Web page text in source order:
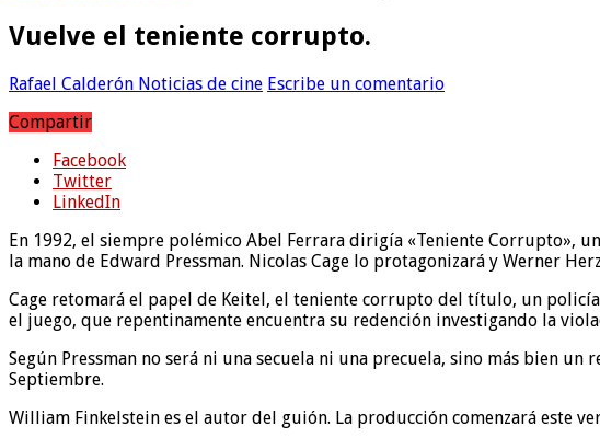
Vuelve el teniente corrupto.
Rafael Calderón Noticias de cine Escribe un comentario
Compartir
Facebook
Twitter
LinkedIn
En 1992, el siempre polémico Abel Ferrara dirigía «Teniente Corrupto»,
la mano de Edward Pressman. Nicolas Cage lo protagonizará y Werner
Cage retomará el papel de Keitel, el teniente corrupto del título, un
el juego, que repentinamente encuentra su redención investigando la
Según Pressman no será ni una secuela ni una precuela, sino más bien
Septiembre.
William Finkelstein es el autor del guión. La producción comenzará este